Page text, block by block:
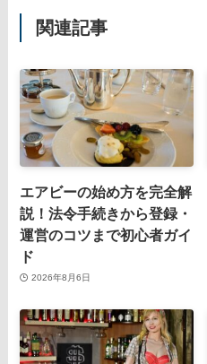
関連記事
エアビーの始め方を完全解
説！法令手続きから登録・
運営のコツまで初心者ガイ
ド
2026年8月6日